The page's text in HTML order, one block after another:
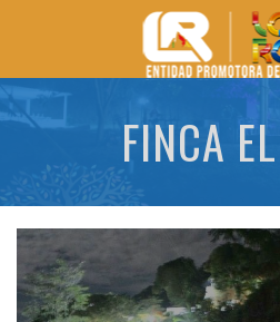
FINCA